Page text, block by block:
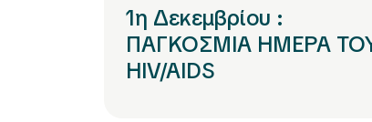
1η Δεκεμβρίου :
ΠΑΓΚΟΣΜΙΑ ΗΜΕΡΑ
HIV/AIDS